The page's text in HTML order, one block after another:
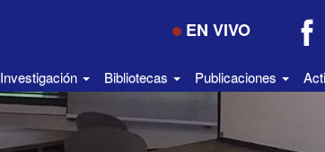
EN VIVO
Investigación Bibliotecas Publicaciones